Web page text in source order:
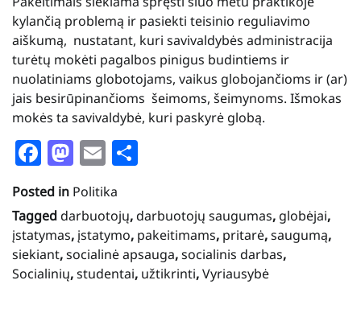
kylančią problemą ir pasiekti teisinio reguliavimo
aiškumą, nustatant, kuri savivaldybės administracija
turėtų mokėti pagalbos pinigus budintiems ir
nuolatiniams globotojams, vaikus globojančioms ir (ar)
jais besirūpinančioms šeimoms, šeimynoms. Išmokas
mokės ta savivaldybė, kuri paskyrė globą.
Facebook
Mastodon
Email
Posted in Politika
Taggeddarbuotojų,darbuotojų saugumas, globėjai,
įstatymas, įstatymo, pakeitimams, pritarė,saugumą,
siekiant,socialinė apsauga,socialinis darbas,
Socialinių,studentai, užtikrinti,Vyriausybė